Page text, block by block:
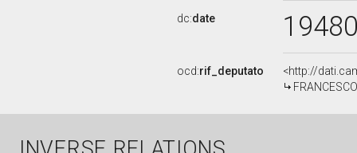
dc:date
ocd:rif_deputato
<http://